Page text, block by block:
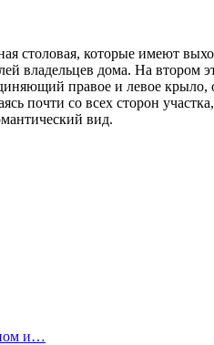
столовая, которые имеют
владельцев дома. На
правое и левое крыло,
почти со всех сторон
вид.
и…